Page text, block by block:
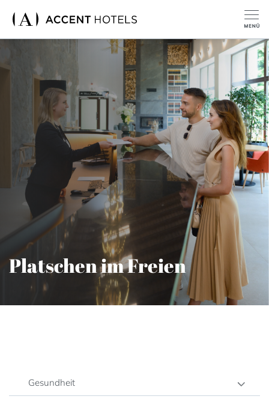
Platschen im Freien
Gesundheit